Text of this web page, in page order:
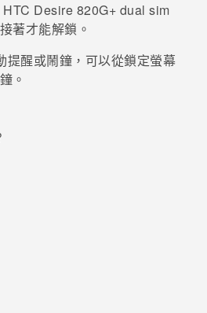
HTC Desire 820G‍+ dual sim
著才能解鎖。
提醒或鬧鐘，可以從鎖定螢幕
。